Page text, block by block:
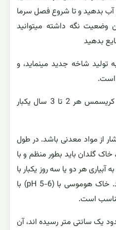
آب بدهید و تا شروع فصل سرما
وضعيت نگه داشته میتوانید
بدهید
شاخه جدید مینماید، و
است.
تعویض گلدان گیاه کاکتوس کریسمس هر 2 تا 3 سال یکبار
از مواد معدنی باشد. در طول
گلدان باید بطور منظم و با
هر دو یا سه روز یکبار با
آب گرم در این زمان نیاز دارد. خاک هوموسی با (pH 5-6) با
است.
یک سانتی متر رسیده اند، آن